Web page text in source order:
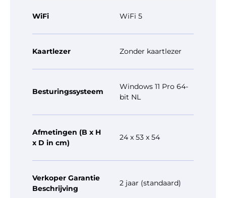
WiFi WiFi 5
Kaartlezer Zonder kaartlezer
Besturingssysteem
Windows 11 Pro 64-
bit NL
Afmetingen (B x H
x D in cm)
24 x 53 x 54
Verkoper Garantie
Beschrijving
2 jaar (standaard)